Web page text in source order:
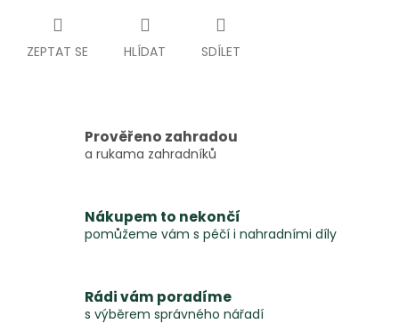
ZEPTAT SE HLÍDAT SDÍLET
Prověřeno zahradou
a rukama zahradníků
Nákupem to nekončí
pomůžeme vám s péčí i nahradními díly
Rádi vám poradíme
s výběrem správného nářadí